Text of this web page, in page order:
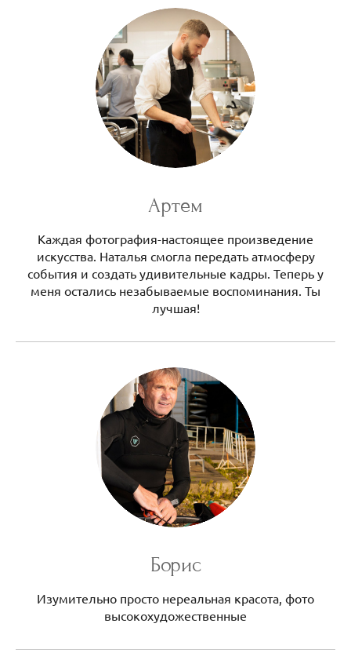
Артем
Каждая фотография-настоящее произведение
искусства. Наталья смогла передать атмосферу
события и создать удивительные кадры. Теперь у
меня остались незабываемые воспоминания. Ты
лучшая!
Борис
Изумительно просто нереальная красота, фото
высокохудожественные